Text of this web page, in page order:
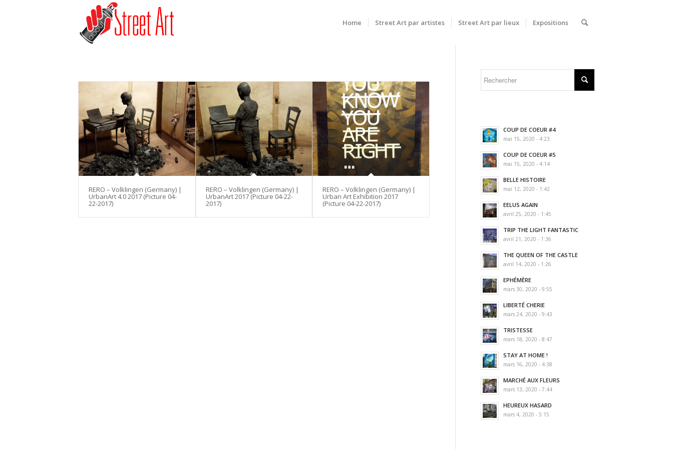
Home Street Art par artistes Street Art par lieux Expositions
RERO – Volklingen (Germany) |
UrbanArt 4.0 2017 (Picture 04-
22-2017)
RERO – Volklingen (Germany) |
UrbanArt 2017 (Picture 04-22-
2017)
RERO – Volklingen (Germany) |
Urban Art Exhibition 2017
(Picture 04-22-2017)
COUP DE COEUR #4
mai 15, 2020 - 4:23
COUP DE COEUR #5
mai 15, 2020 - 4:14
BELLE HISTOIRE
mai 12, 2020 - 1:42
EELUS AGAIN
avril 25, 2020 - 1:45
TRIP THE LIGHT FANTASTIC
avril 21, 2020 - 1:36
THE QUEEN OF THE CASTLE
avril 14, 2020 - 1:26
EPHÉMÈRE
mars 30, 2020 - 9:55
LIBERTÉ CHERIE
mars 24, 2020 - 9:43
TRISTESSE
mars 18, 2020 - 8:47
STAY AT HOME !
mars 16, 2020 - 4:38
MARCHÉ AUX FLEURS
mars 13, 2020 - 7:44
HEUREUX HASARD
mars 4, 2020 - 5:15